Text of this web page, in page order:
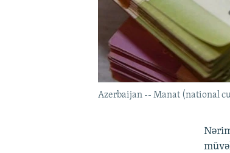
Azerbaijan -- Manat (national